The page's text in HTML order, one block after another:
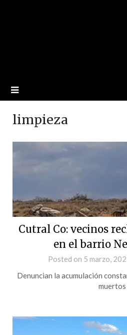
limpieza
Cutral Co: vecinos
en el barrio
Posted on 5 marzo,
Denuncian la acumulación
muertos